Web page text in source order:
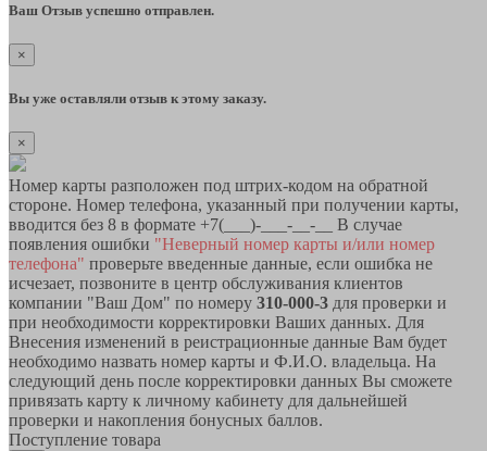
Ваш Отзыв успешно отправлен.
×
Вы уже оставляли отзыв к этому заказу.
×
Номер карты разположен под штрих-кодом на обратной
стороне. Номер телефона, указанный при получении карты,
вводится без 8 в формате +7(___)-___-__-__ В случае
появления ошибки "Неверный номер карты и/или номер
телефона" проверьте введенные данные, если ошибка не
исчезает, позвоните в центр обслуживания клиентов
компании "Ваш Дом" по номеру 310-000-3 для проверки и
при необходимости корректировки Ваших данных. Для
Внесения изменений в реистрационные данные Вам будет
необходимо назвать номер карты и Ф.И.О. владельца. На
следующий день после корректировки данных Вы сможете
привязать карту к личному кабинету для дальнейшей
проверки и накопления бонусных баллов.
Поступление товара